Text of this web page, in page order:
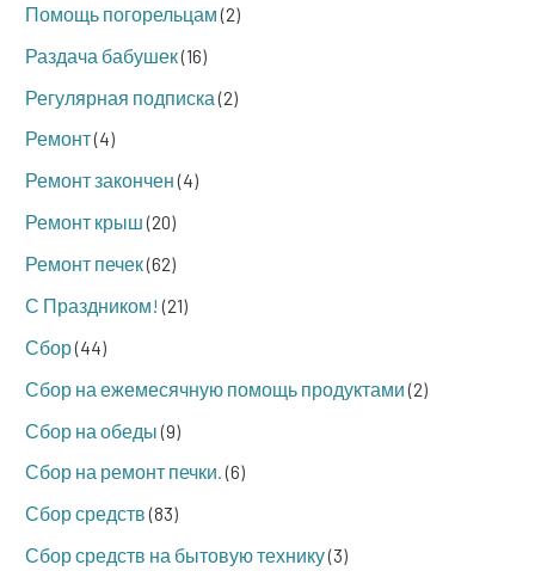
Помощь погорельцам(2)
Раздача бабушек(16)
Регулярная подписка(2)
Ремонт(4)
Ремонт закончен(4)
Ремонт крыш(20)
Ремонт печек(62)
С Праздником! (21)
Сбор(44)
Сбор на ежемесячную помощь продуктами(2)
Сбор на обеды(9)
Сбор на ремонт печки.(6)
Сбор средств(83)
Сбор средств на бытовую технику(3)